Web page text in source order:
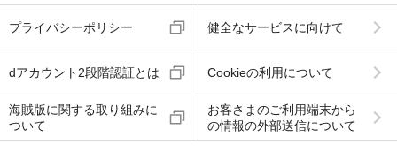
プライバシーポリシー 健全なサービスに向けて
dアカウント2段階認証とは Cookieの利用について
海賊版に関する取り組みに
ついて
お客さまのご利用端末から
の情報の外部送信について